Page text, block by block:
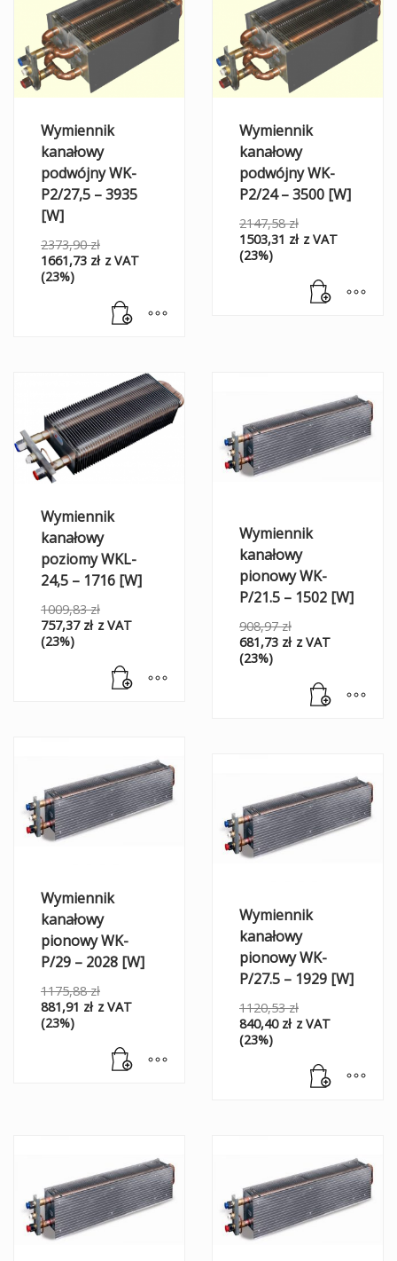
Wymiennik
kanałowy
podwójny WK-
P2/27,5 – 3935
[W]
2373,90zł
1661,73 zł z VAT
(23%)
Wymiennik
kanałowy
podwójny WK-
P2/24 – 3500 [W]
2147,58zł
1503,31 zł z VAT
(23%)
Wymiennik
kanałowy
poziomy WKL-
24,5 – 1716 [W]
1009,83zł
757,37 zł z VAT
(23%)
Wymiennik
kanałowy
pionowy WK-
P/21.5 – 1502 [W]
908,97zł
681,73 zł z VAT
(23%)
Wymiennik
kanałowy
pionowy WK-
P/29 – 2028 [W]
1175,88zł
881,91 zł z VAT
(23%)
Wymiennik
kanałowy
pionowy WK-
P/27.5 – 1929 [W]
1120,53zł
840,40 zł z VAT
(23%)